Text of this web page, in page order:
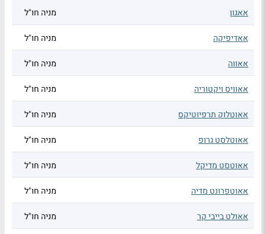
אאגון מניה חו"ל
אאדיפיקה מניה חו"ל
אאווה מניה חו"ל
אאוויס ויקטוריה מניה חו"ל
אאוטלוק תרפיוטיקס מניה חו"ל
אאוטלסט גרופ מניה חו"ל
אאוטסט מדיקל מניה חו"ל
אאוטפרונט מדיה מניה חו"ל
אאולט בייבי קר מניה חו"ל